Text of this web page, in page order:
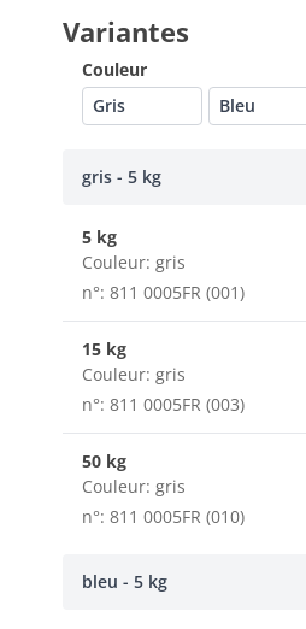
Variantes
Couleur
Gris
Bleu
gris - 5 kg
5 kg
Couleur: gris
n°: 811 0005FR (001)
15 kg
Couleur: gris
n°: 811 0005FR (003)
50 kg
Couleur: gris
n°: 811 0005FR (010)
bleu - 5 kg